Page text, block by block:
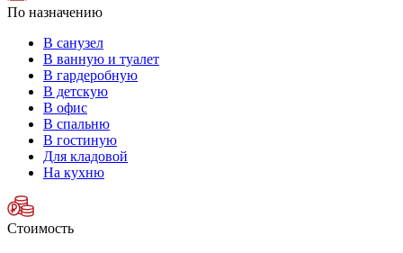
По назначению
В санузел
В ванную и туалет
В гардеробную
В детскую
В офис
В спальню
В гостиную
Для кладовой
На кухню
Стоимость